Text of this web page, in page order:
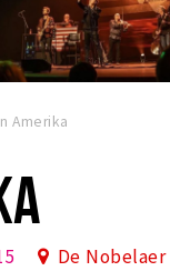
Amerika
De Nobelaer